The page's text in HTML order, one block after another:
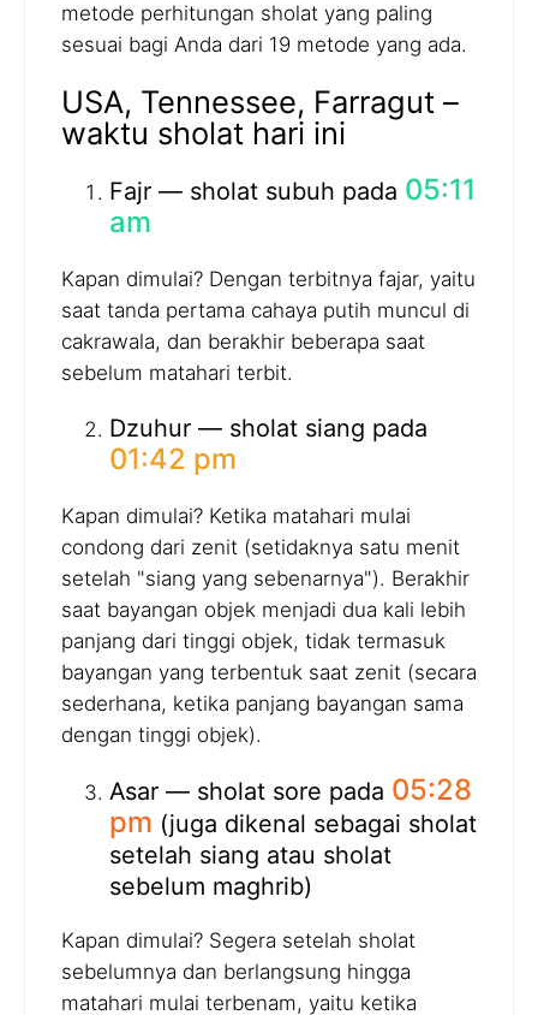
metode perhitungan sholat yang paling
sesuai bagi Anda dari 19 metode yang ada.
USA, Tennessee, Farragut –
waktu sholat hari ini
Fajr — sholat subuh pada 05:11
am
Kapan dimulai? Dengan terbitnya fajar, yaitu
saat tanda pertama cahaya putih muncul di
cakrawala, dan berakhir beberapa saat
sebelum matahari terbit.
Dzuhur — sholat siang pada
01:42 pm
Kapan dimulai? Ketika matahari mulai
condong dari zenit (setidaknya satu menit
setelah "siang yang sebenarnya"). Berakhir
saat bayangan objek menjadi dua kali lebih
panjang dari tinggi objek, tidak termasuk
bayangan yang terbentuk saat zenit (secara
sederhana, ketika panjang bayangan sama
dengan tinggi objek).
Asar — sholat sore pada 05:28
pm (juga dikenal sebagai sholat
setelah siang atau sholat
sebelum maghrib)
Kapan dimulai? Segera setelah sholat
sebelumnya dan berlangsung hingga
matahari mulai terbenam, yaitu ketika